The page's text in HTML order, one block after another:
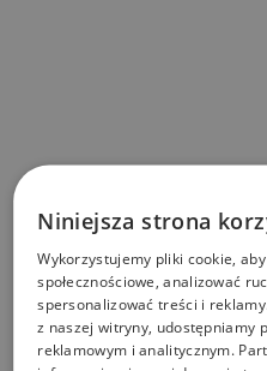
Niniejsza strona
Wykorzystujemy pliki cookie,
społecznościowe, analizować
spersonalizować treści i
z naszej witryny, udostępniamy
reklamowym i analitycznym.